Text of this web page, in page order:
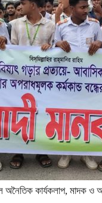
কার্যকলাপ, মাদক ও